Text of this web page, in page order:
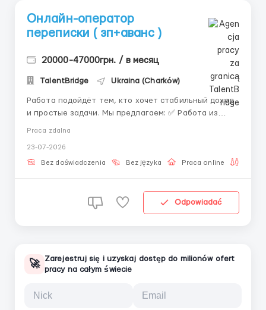
Онлайн-оператор
переписки ( зп+аванс )
20000-47000грн. / в месяц
TalentBridge Ukraina (Charków)
Работа подойдёт тем, кто хочет стабильный доход
и простые задачи. Мы предлагаем: ✅ Работа из
• Интернет • Внимательность • Ответственность
Обязанности: • Ответы на...
Praca zdalna
23-07-2026
Bez doświadczenia Bez języka Praca online
Odpowiadać
🚀
Zarejestruj się i uzyskaj dostęp do milionów ofert
pracy na całym świecie